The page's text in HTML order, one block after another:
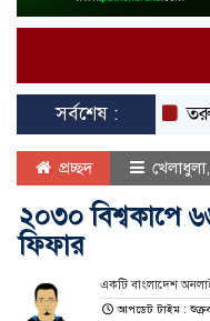
সর্বশেষ :
তরুণদের
প্রচ্ছদ খেলাধুলা
২০৩০ বিশ্বকাপে
ফিফার
একটি বাংলাদেশ
আপডেট টাইম :